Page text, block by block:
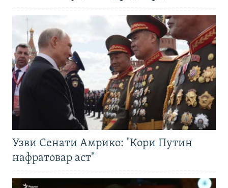
Узви Сенати Амрико: "Кори Путин
нафратовар аст"